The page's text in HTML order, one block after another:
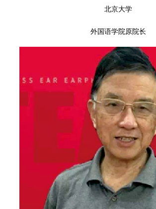
北京大学
外国语学院原院长